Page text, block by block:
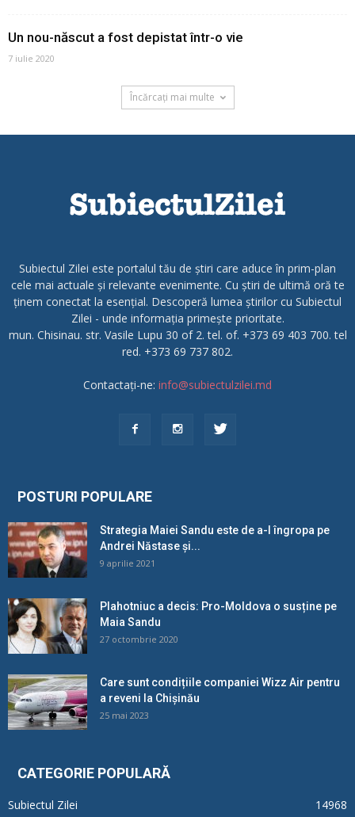
Un nou-născut a fost depistat într-o vie
7 iulie 2020
Încărcați mai multe
Subiectul Zilei este portalul tău de știri care aduce în prim-plan
cele mai actuale și relevante evenimente. Cu știri de ultimă oră te
ținem conectat la esențial. Descoperă lumea știrilor cu Subiectul
Zilei - unde informația primește prioritate.
mun. Chisinau. str. Vasile Lupu 30 of 2. tel. of. +373 69 403 700. tel
red. +373 69 737 802.
Contactați-ne: info@subiectulzilei.md
POSTURI POPULARE
Strategia Maiei Sandu este de a-l îngropa pe
Andrei Năstase și...
9 aprilie 2021
Plahotniuc a decis: Pro-Moldova o susține pe
Maia Sandu
27 octombrie 2020
Care sunt condițiile companiei Wizz Air pentru
a reveni la Chișinău
25 mai 2023
CATEGORIE POPULARĂ
Subiectul Zilei 14968